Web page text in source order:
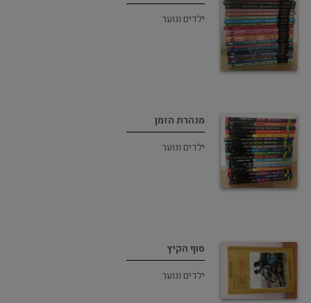
ילדים ונוער
מנהרת הזמן
ילדים ונוער
סוף הקיץ
ילדים ונוער